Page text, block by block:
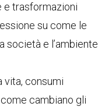
e trasformazioni
su come le
società e l’ambiente
vita, consumi
cambiano gli